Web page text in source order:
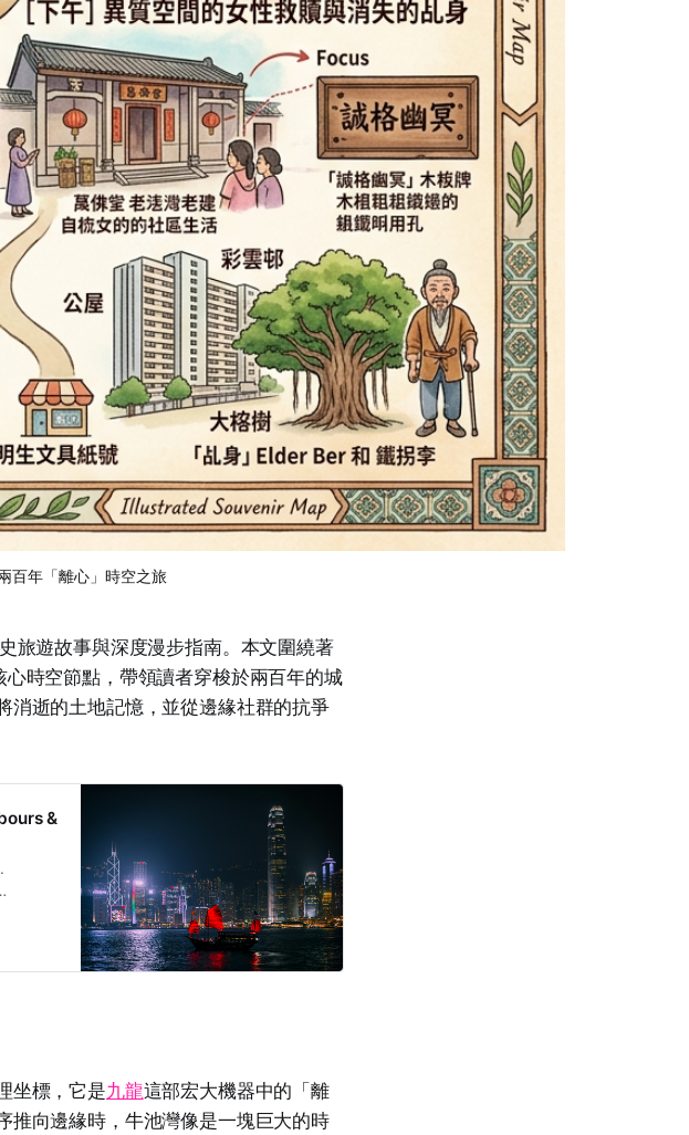
百年「離心」時空之旅
旅遊故事與深度漫步指南。本文圍繞著
時空節點，帶領讀者穿梭於兩百年的城
消逝的土地記憶，並從邊緣社群的抗爭
&
坐標，它是九龍這部宏大機器中的「離
推向邊緣時，牛池灣像是一塊巨大的時